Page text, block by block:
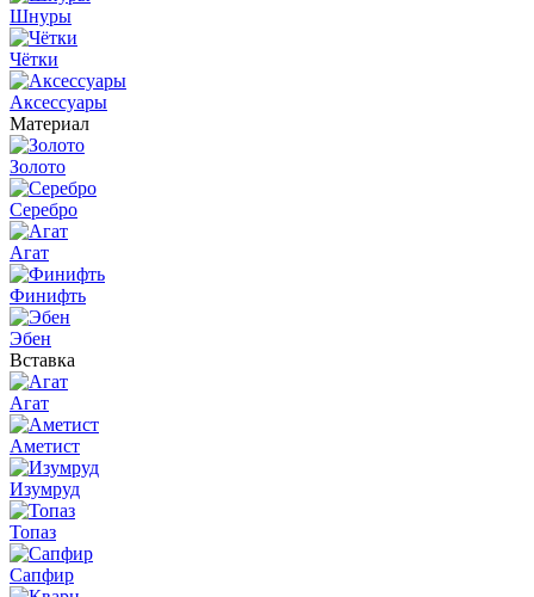
Шнуры
Чётки
Аксессуары
Материал
Золото
Серебро
Агат
Финифть
Эбен
Вставка
Агат
Аметист
Изумруд
Топаз
Сапфир